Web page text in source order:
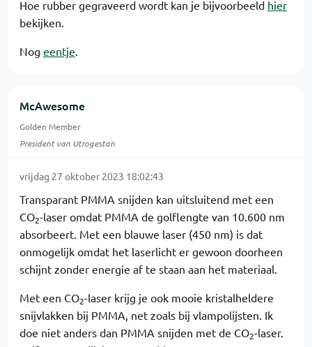
Hoe rubber gegraveerd wordt kan je bijvoorbeeld hier
bekijken.
Nog eentje.
McAwesome
Golden Member
President van Utrogestan
vrijdag 27 oktober 2023 18:02:43
Transparant PMMA snijden kan uitsluitend met een
CO2-laser omdat PMMA de golflengte van 10.600 nm
absorbeert. Met een blauwe laser (450 nm) is dat
onmogelijk omdat het laserlicht er gewoon doorheen
schijnt zonder energie af te staan aan het materiaal.
Met een CO2-laser krijg je ook mooie kristalheldere
snijvlakken bij PMMA, net zoals bij vlampolijsten. Ik
doe niet anders dan PMMA snijden met de CO2-laser.